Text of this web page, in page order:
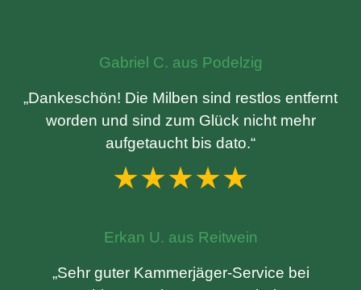
Gabriel C. aus Podelzig
„Dankeschön! Die Milben sind restlos entfernt
worden und sind zum Glück nicht mehr
aufgetaucht bis dato.“
★★★★★
Erkan U. aus Reitwein
„Sehr guter Kammerjäger-Service bei